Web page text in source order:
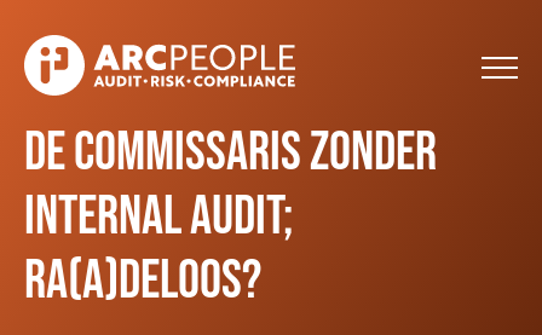
De commissaris zonder
internal audit;
ra(a)deloos?